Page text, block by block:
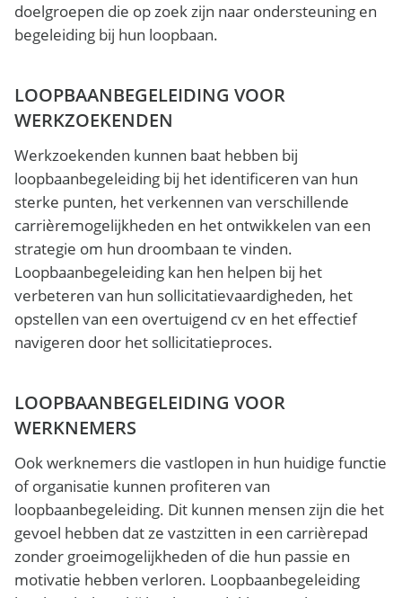
doelgroepen die op zoek zijn naar ondersteuning en
begeleiding bij hun loopbaan.
LOOPBAANBEGELEIDING VOOR
WERKZOEKENDEN
Werkzoekenden kunnen baat hebben bij
loopbaanbegeleiding bij het identificeren van hun
sterke punten, het verkennen van verschillende
carrièremogelijkheden en het ontwikkelen van een
strategie om hun droombaan te vinden.
Loopbaanbegeleiding kan hen helpen bij het
verbeteren van hun sollicitatievaardigheden, het
opstellen van een overtuigend cv en het effectief
navigeren door het sollicitatieproces.
LOOPBAANBEGELEIDING VOOR
WERKNEMERS
Ook werknemers die vastlopen in hun huidige functie
of organisatie kunnen profiteren van
loopbaanbegeleiding. Dit kunnen mensen zijn die het
gevoel hebben dat ze vastzitten in een carrièrepad
zonder groeimogelijkheden of die hun passie en
motivatie hebben verloren. Loopbaanbegeleiding